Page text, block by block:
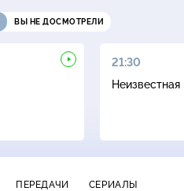
ВЫ НЕ ДОСМОТРЕЛИ
21:30
Неизвестная
ПЕРЕДАЧИ СЕРИАЛЫ